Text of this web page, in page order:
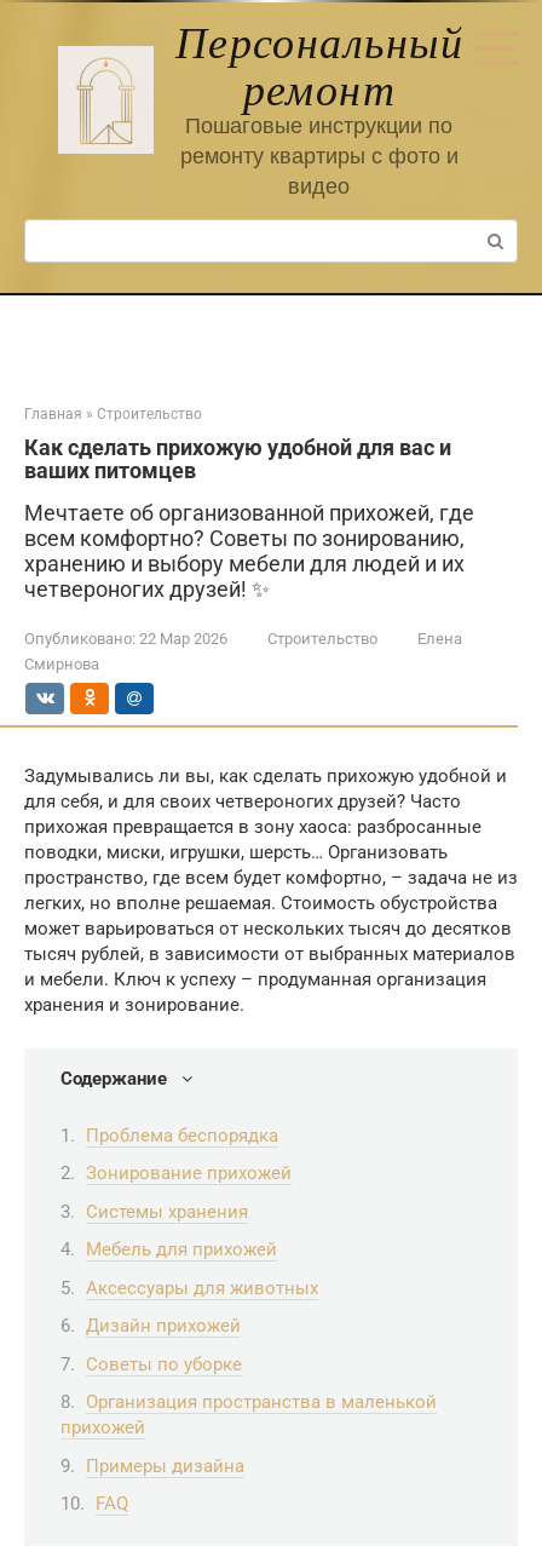
Персональный
ремонт
Пошаговые инструкции по
ремонту квартиры с фото и
видео
Поиск:
Главная » Строительство
Как сделать прихожую удобной для вас и
ваших питомцев
Мечтаете об организованной прихожей, где
всем комфортно? Советы по зонированию,
хранению и выбору мебели для людей и их
четвероногих друзей! ✨
Опубликовано: 22 Мар 2026 Строительство
Елена
Смирнова
Задумывались ли вы, как сделать прихожую удобной и
для себя, и для своих четвероногих друзей? Часто
прихожая превращается в зону хаоса: разбросанные
поводки, миски, игрушки, шерсть… Организовать
пространство, где всем будет комфортно, – задача не из
легких, но вполне решаемая. Стоимость обустройства
может варьироваться от нескольких тысяч до десятков
тысяч рублей, в зависимости от выбранных материалов
и мебели. Ключ к успеху – продуманная организация
хранения и зонирование.
Содержание
Проблема беспорядка
Зонирование прихожей
Системы хранения
Мебель для прихожей
Аксессуары для животных
Дизайн прихожей
Советы по уборке
Организация пространства в маленькой
прихожей
Примеры дизайна
FAQ